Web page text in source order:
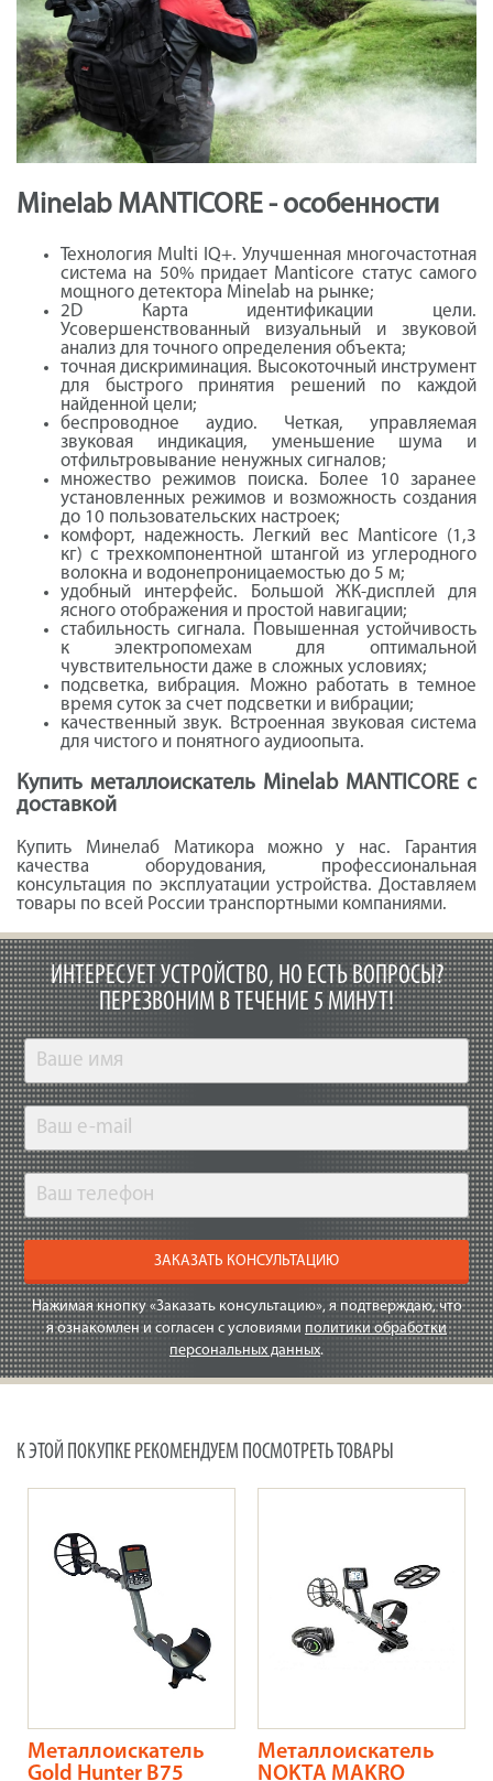
Minelab MANTICORE - особенности
Технология Multi IQ+. Улучшенная многочастотная
система на 50% придает Manticore статус самого
мощного детектора Minelab на рынке;
2D Карта идентификации цели.
Усовершенствованный визуальный и звуковой
анализ для точного определения объекта;
точная дискриминация. Высокоточный инструмент
для быстрого принятия решений по каждой
найденной цели;
беспроводное аудио. Четкая, управляемая
звуковая индикация, уменьшение шума и
отфильтровывание ненужных сигналов;
множество режимов поиска. Более 10 заранее
установленных режимов и возможность создания
до 10 пользовательских настроек;
комфорт, надежность. Легкий вес Manticore (1,3
кг) с трехкомпонентной штангой из углеродного
волокна и водонепроницаемостью до 5 м;
удобный интерфейс. Большой ЖК-дисплей для
ясного отображения и простой навигации;
стабильность сигнала. Повышенная устойчивость
к электропомехам для оптимальной
чувствительности даже в сложных условиях;
подсветка, вибрация. Можно работать в темное
время суток за счет подсветки и вибрации;
качественный звук. Встроенная звуковая система
для чистого и понятного аудиоопыта.
Купить металлоискатель Minelab MANTICORE с
доставкой
Купить Минелаб Матикора можно у нас. Гарантия
качества оборудования, профессиональная
консультация по эксплуатации устройства. Доставляем
товары по всей России транспортными компаниями.
ИНТЕРЕСУЕТ УСТРОЙСТВО, НО ЕСТЬ ВОПРОСЫ?
ПЕРЕЗВОНИМ В ТЕЧЕНИЕ 5 МИНУТ!
ЗАКАЗАТЬ КОНСУЛЬТАЦИЮ
Нажимая кнопку «Заказать консультацию», я подтверждаю, что
я ознакомлен и согласен с условиями политики обработки
персональных данных.
К ЭТОЙ ПОКУПКЕ РЕКОМЕНДУЕМ ПОСМОТРЕТЬ ТОВАРЫ
Металлоискатель
Gold Hunter B75
Металлоискатель
NOKTA MAKRO